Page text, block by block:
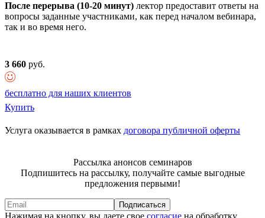
После перерыва (10-20 минут) лектор предоставит ответы на
вопросы заданные участниками, как перед началом вебинара,
так и во время него.
3 660 руб.
бесплатно для наших клиентов
Купить
Услуга оказывается в рамках договора публичной оферты
Рассылка анонсов семинаров
Подпишитесь на рассылку, получайте самые выгодные
предложения первыми!
Подписаться